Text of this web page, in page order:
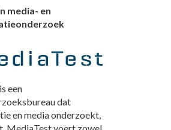
media- en
een
dat
en media onderzoekt,